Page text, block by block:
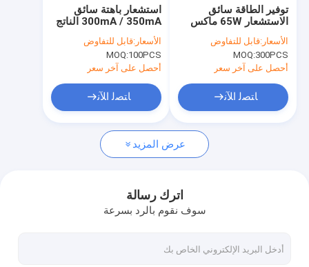
مراقبة الجودة
اتصل بنا
أخبار
الميكروويف استشعار الحركة
استشعار باهتة سائق
300mA / 350mA الناتج
مضغوط شهادة CE
MLC18C-DP
الأسعار:قابل للتفاوض
MOQ:100PCS
أحصل على آخر سعر
ﺎﺘﺼﻟ ﺍﻶﻧ
توفير الطاقة سائق
الاستشعار 65W ماكس
الخطي
الأسعار:قابل للتفاوض
MOQ:300PCS
أحصل على آخر سعر
ﺎﺘﺼﻟ ﺍﻶﻧ
عرض المزيد
اترك رسالة
سوف نقوم بالرد بسرعة